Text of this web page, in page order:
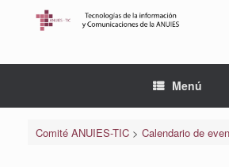
Menú
Comité ANUIES-TIC> Calendario de